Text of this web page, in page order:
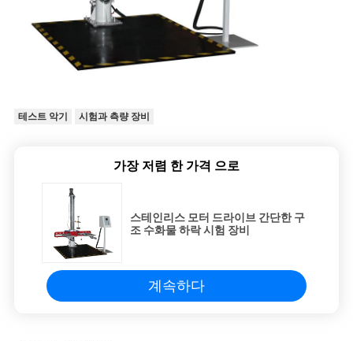
테스트 악기 시험과 측량 장비
가장 저렴 한 가격 으로
스테인리스 모터 드라이브 간단한 구
조 수화물 하락 시험 장비
계속하다